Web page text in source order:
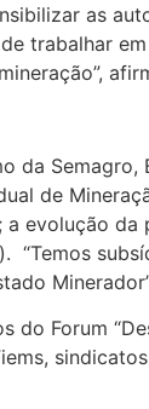
as
trabalhar
da Semagro,
de
evolução da
“Temos
do Forum